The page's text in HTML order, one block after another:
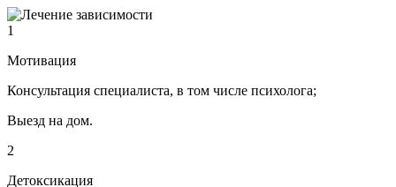
1
Мотивация
Консультация специалиста, в том числе психолога;
Выезд на дом.
2
Детоксикация